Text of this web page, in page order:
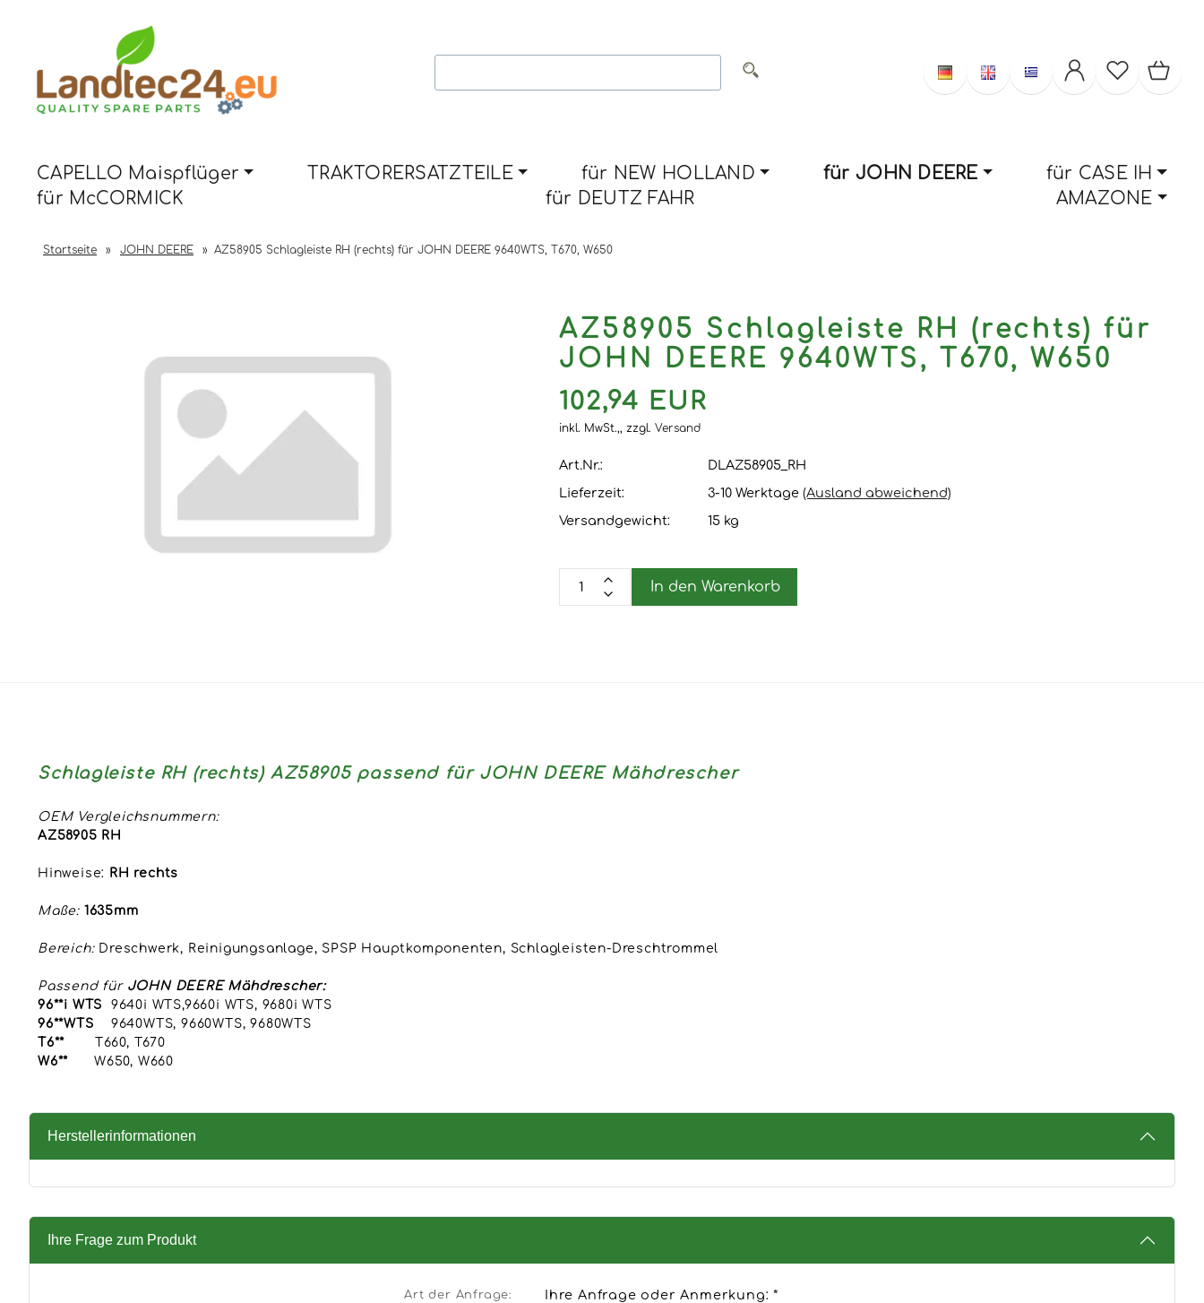
CAPELLO Maispflüger TRAKTORERSATZTEILE für NEW HOLLAND für JOHN DEERE
für CASE IH
für McCORMICK
für DEUTZ FAHR AMAZONE
Startseite » JOHN DEERE » AZ58905 Schlagleiste RH (rechts) für JOHN DEERE 9640WTS, T670, W650
AZ58905 Schlagleiste RH (rechts) für
JOHN DEERE 9640WTS, T670, W650
102,94 EUR
inkl. MwSt.,, zzgl. Versand
Art.Nr.:
DLAZ58905_RH
Lieferzeit:
3-10 Werktage (Ausland abweichend)
Versandgewicht:
15 kg
In den Warenkorb
Schlagleiste RH (rechts) AZ58905 passend für JOHN DEERE Mähdrescher
OEM Vergleichsnummern:
AZ58905 RH
Hinweise: RH rechts
Maße: 1635mm
Bereich:Dreschwerk, Reinigungsanlage, SPSP Hauptkomponenten, Schlagleisten-Dreschtrommel
Passend für JOHN DEERE Mähdrescher:
96**i WTS 9640i WTS,9660i WTS, 9680i WTS
96**WTS 9640WTS, 9660WTS, 9680WTS
T6**
T660, T670
W6**
W650, W660
Herstellerinformationen
Ihre Frage zum Produkt
Art der Anfrage: Ihre Anfrage oder Anmerkung: *